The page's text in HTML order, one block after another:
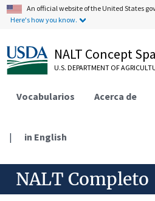
An official website of the United States
Here's how you know.
NALT Concept
U.S. DEPARTMENT OF
Vocabularios Acerca de
| in English
NALT Completo